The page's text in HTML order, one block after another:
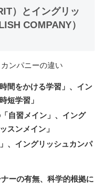
）とイングリッ
COMPANY）
ンパニーの違い
間をかける学習」、イン
短学習」
自習メイン」、イング
スンメイン」
、イングリッシュカンパ
ーの有無、科学的根拠に